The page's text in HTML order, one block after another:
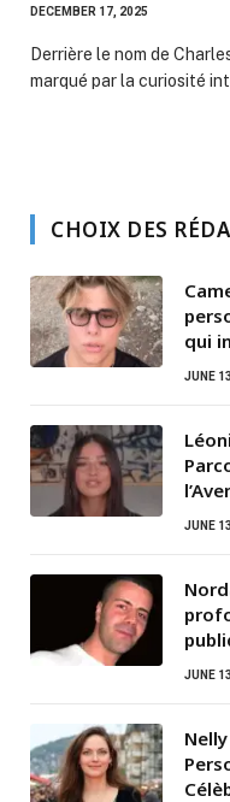
DECEMBER 17, 2025
Derrière le nom de
marqué par la curiosité
CHOIX DES
qui
JUNE
JUNE
JUNE